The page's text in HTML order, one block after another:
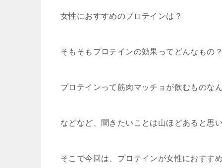
女性におすすめのプロテインは？
そもそもプロテインの効果ってどんなもの
プロテインって筋肉マッチョが飲むものな
などなど、聞きたいことは山ほどあると思
そこで今回は、プロテインが女性におすす